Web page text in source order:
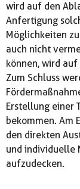
wird auf den
Anfertigung
Möglichkeiten
auch nicht
können, wird
Zum Schluss
Erstellung einer
bekommen. Am
den direkten
und individuelle
aufzudecken.